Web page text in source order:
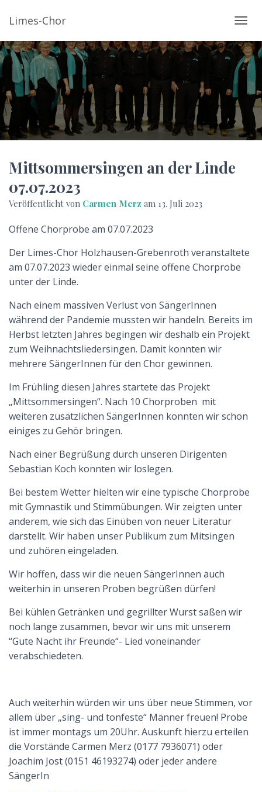
Limes-Chor
A
V
I
T
I
O
T
Mittsommersingen an der Linde
07.07.2023
Veröffentlicht von Carmen Merz am 13. Juli 2023
Offene Chorprobe am 07.07.2023
Der Limes-Chor Holzhausen-Grebenroth veranstaltete
am 07.07.2023 wieder einmal seine offene Chorprobe
unter der Linde.
Nach einem massiven Verlust von SängerInnen
während der Pandemie mussten wir handeln. Bereits im
Herbst letzten Jahres begingen wir deshalb ein Projekt
zum Weihnachtsliedersingen. Damit konnten wir
mehrere SängerInnen für den Chor gewinnen.
Im Frühling diesen Jahres startete das Projekt
„Mittsommersingen“. Nach 10 Chorproben mit
weiteren zusätzlichen SängerInnen konnten wir schon
einiges zu Gehör bringen.
Nach einer Begrüßung durch unseren Dirigenten
Sebastian Koch konnten wir loslegen.
Bei bestem Wetter hielten wir eine typische Chorprobe
mit Gymnastik und Stimmübungen. Wir zeigten unter
anderem, wie sich das Einüben von neuer Literatur
darstellt. Wir haben unser Publikum zum Mitsingen
und zuhören eingeladen.
Wir hoffen, dass wir die neuen SängerInnen auch
weiterhin in unseren Proben begrüßen dürfen!
Bei kühlen Getränken und gegrillter Wurst saßen wir
noch lange zusammen, bevor wir uns mit unserem
“Gute Nacht ihr Freunde“- Lied voneinander
verabschiedeten.
Auch weiterhin würden wir uns über neue Stimmen, vor
allem über „sing- und tonfeste“ Männer freuen! Probe
ist immer montags um 20Uhr. Auskunft hierzu erteilen
die Vorstände Carmen Merz (0177 7936071) oder
Joachim Jost (0151 46193274) oder jeder andere
SängerIn